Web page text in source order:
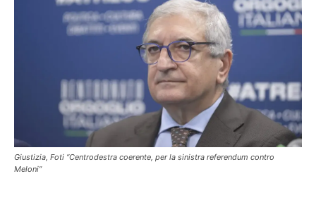
VENETO
POLITICA
SPORT
GRUPPO
CONTATTI
VENETO
POLITICA
GRUPPO
CONTATTI
VENETO
POLITICA
GRUPPO
CONTATTI
Giustizia, Foti “Centrodestra coerente, per la sinistra referendum contro
Meloni”